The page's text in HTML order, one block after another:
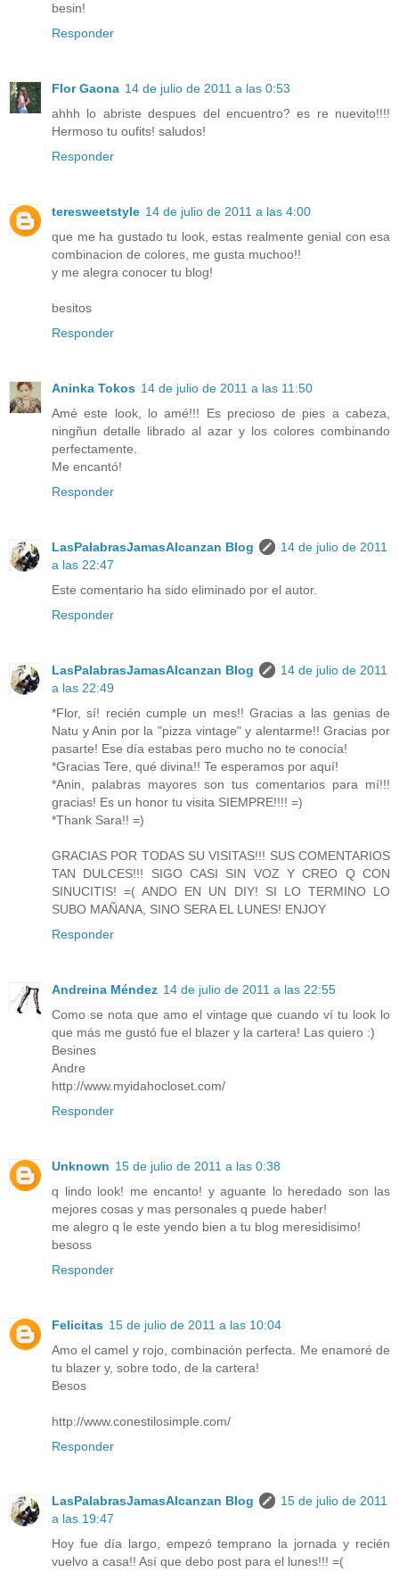
besin!
Responder
Flor Gaona 14 de julio de 2011 a las 0:53
ahhh lo abriste despues del encuentro? es re nuevito!!!!
Hermoso tu oufits! saludos!
Responder
teresweetstyle 14 de julio de 2011 a las 4:00
que me ha gustado tu look, estas realmente genial con esa
combinacion de colores, me gusta muchoo!!
y me alegra conocer tu blog!
besitos
Responder
Aninka Tokos 14 de julio de 2011 a las 11:50
Amé este look, lo amé!!! Es precioso de pies a cabeza,
ningñun detalle librado al azar y los colores combinando
perfectamente.
Me encantó!
Responder
LasPalabrasJamasAlcanzan Blog
14 de julio de 2011
a las 22:47
Este comentario ha sido eliminado por el autor.
Responder
LasPalabrasJamasAlcanzan Blog
14 de julio de 2011
a las 22:49
*Flor, sí! recién cumple un mes!! Gracias a las genias de
Natu y Anin por la "pizza vintage" y alentarme!! Gracias por
pasarte! Ese día estabas pero mucho no te conocía!
*Gracias Tere, qué divina!! Te esperamos por aquí!
*Anin, palabras mayores son tus comentarios para mí!!!
gracias! Es un honor tu visita SIEMPRE!!!! =)
*Thank Sara!! =)
GRACIAS POR TODAS SU VISITAS!!! SUS COMENTARIOS
TAN DULCES!!! SIGO CASI SIN VOZ Y CREO Q CON
SINUCITIS! =( ANDO EN UN DIY! SI LO TERMINO LO
SUBO MAÑANA, SINO SERA EL LUNES! ENJOY
Responder
Andreina Méndez 14 de julio de 2011 a las 22:55
Como se nota que amo el vintage que cuando ví tu look lo
que más me gustó fue el blazer y la cartera! Las quiero :)
Besines
Andre
http://www.myidahocloset.com/
Responder
Unknown 15 de julio de 2011 a las 0:38
q lindo look! me encanto! y aguante lo heredado son las
mejores cosas y mas personales q puede haber!
me alegro q le este yendo bien a tu blog meresidisimo!
besoss
Responder
Felicitas 15 de julio de 2011 a las 10:04
Amo el camel y rojo, combinación perfecta. Me enamoré de
tu blazer y, sobre todo, de la cartera!
Besos
http://www.conestilosimple.com/
Responder
LasPalabrasJamasAlcanzan Blog
15 de julio de 2011
a las 19:47
Hoy fue día largo, empezó temprano la jornada y recién
vuelvo a casa!! Así que debo post para el lunes!!! =(